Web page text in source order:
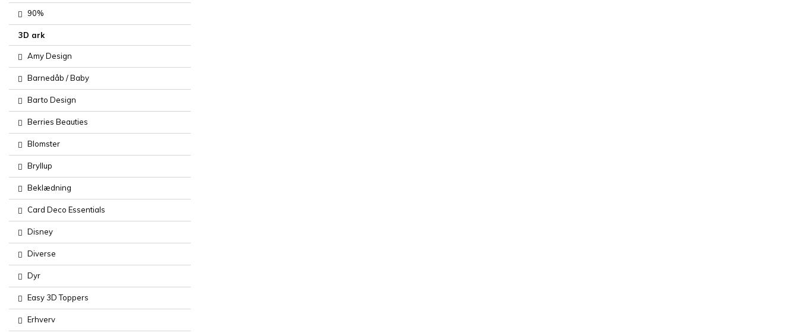
90%
3D ark
Amy Design
Barnedåb / Baby
Barto Design
Berries Beauties
Blomster
Bryllup
Beklædning
Card Deco Essentials
Disney
Diverse
Dyr
Easy 3D Toppers
Erhverv